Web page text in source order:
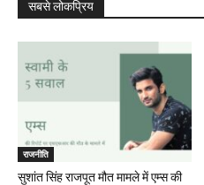
सबसे लोकप्रिय
राजनीति
सुशांत सिंह राजपूत मौत मामले में एम्स की